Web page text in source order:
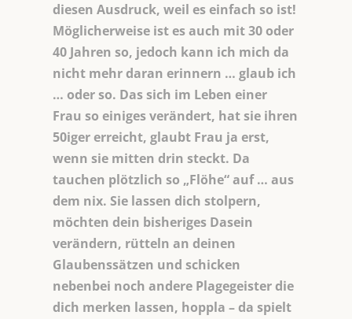
diesen Ausdruck, weil es einfach so ist!
Möglicherweise ist es auch mit 30 oder
40 Jahren so, jedoch kann ich mich da
nicht mehr daran erinnern … glaub ich
… oder so. Das sich im Leben einer
Frau so einiges verändert, hat sie ihren
50iger erreicht, glaubt Frau ja erst,
wenn sie mitten drin steckt. Da
tauchen plötzlich so „Flöhe“ auf … aus
dem nix. Sie lassen dich stolpern,
möchten dein bisheriges Dasein
verändern, rütteln an deinen
Glaubenssätzen und schicken
nebenbei noch andere Plagegeister die
dich merken lassen, hoppla – da spielt